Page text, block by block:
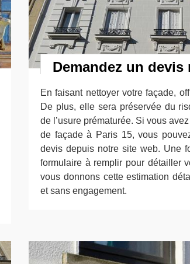
Demandez un devis
En faisant nettoyer votre façade,
De plus, elle sera préservée du
de l’usure prématurée. Si vous
de façade à Paris 15, vous
devis depuis notre site web. Une
formulaire à remplir pour détailler
vous donnons cette estimation
et sans engagement.